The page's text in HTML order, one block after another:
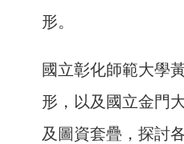
形。
國立彰化師範大學
形，以及國立金門
及圖資套疊，探討